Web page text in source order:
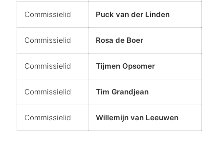
Commissielid Puck van der Linden
Commissielid Rosa de Boer
Commissielid Tijmen Opsomer
Commissielid Tim Grandjean
Commissielid Willemijn van Leeuwen